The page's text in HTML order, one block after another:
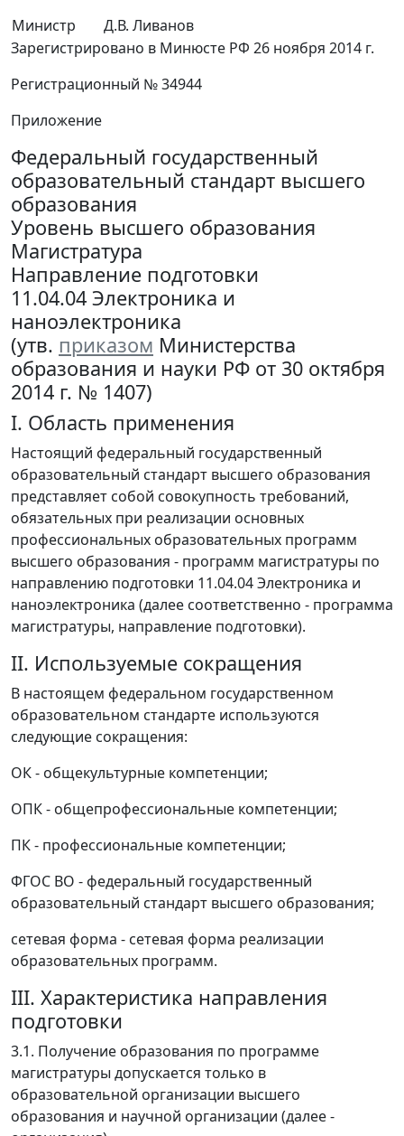
Министр
Д.В. Ливанов
Зарегистрировано в Минюсте РФ 26 ноября 2014 г.
Регистрационный № 34944
Приложение
Федеральный государственный
образовательный стандарт высшего
образования
Уровень высшего образования
Магистратура
Направление подготовки
11.04.04 Электроника и
наноэлектроника
(утв. приказом Министерства
образования и науки РФ от 30 октября
2014 г. № 1407)
I. Область применения
Настоящий федеральный государственный
образовательный стандарт высшего образования
представляет собой совокупность требований,
обязательных при реализации основных
профессиональных образовательных программ
высшего образования - программ магистратуры по
направлению подготовки 11.04.04 Электроника и
наноэлектроника (далее соответственно - программа
магистратуры, направление подготовки).
II. Используемые сокращения
В настоящем федеральном государственном
образовательном стандарте используются
следующие сокращения:
ОК - общекультурные компетенции;
ОПК - общепрофессиональные компетенции;
ПК - профессиональные компетенции;
ФГОС ВО - федеральный государственный
образовательный стандарт высшего образования;
сетевая форма - сетевая форма реализации
образовательных программ.
III. Характеристика направления
подготовки
3.1. Получение образования по программе
магистратуры допускается только в
образовательной организации высшего
образования и научной организации (далее -